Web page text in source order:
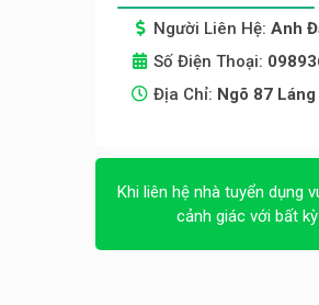
Người Liên Hệ: Anh
Số Điện Thoại:
Địa Chỉ: Ngõ 87
Khi liên hệ nhà tuyển dụng
cảnh giác với bất